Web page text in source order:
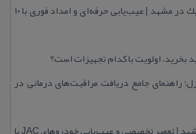
تعمیرگاه تخصصی كوییك در مشهد | عیب‌یابی حرفه‌ای و امداد فوری با ۱۰
راهنمای جامع دریافت مراقبت‌های درمانی در